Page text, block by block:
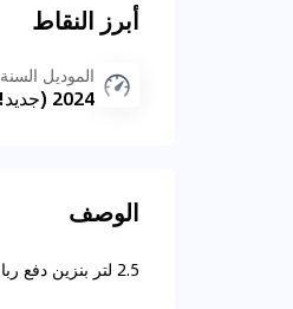
أبرز النقاط
الموديل السنة
2024 (جديد!)
الوصف
2.5 لتر بنزين دفع رباعي فاخرة 2024